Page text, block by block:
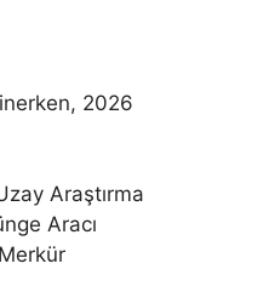
2026
Araştırma
Aracı